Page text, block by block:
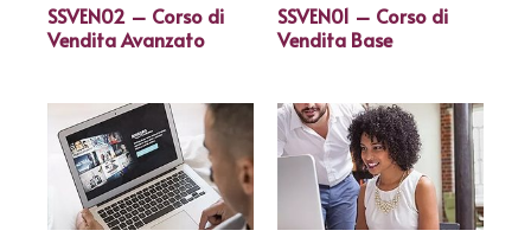
SSVEN02 – Corso di
Vendita Avanzato
SSVEN01 – Corso di
Vendita Base